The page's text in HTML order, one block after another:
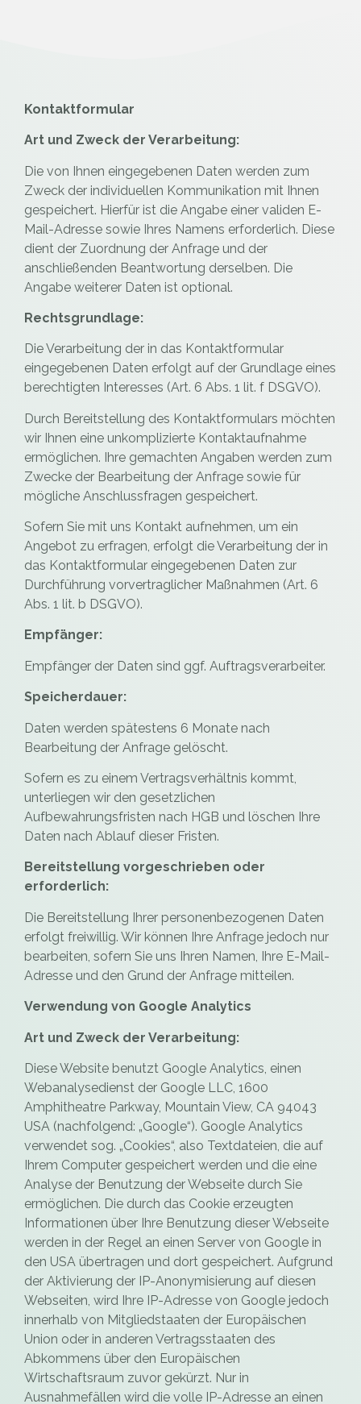
Kontaktformular
Art und Zweck der Verarbeitung:
Die von Ihnen eingegebenen Daten werden zum
Zweck der individuellen Kommunikation mit Ihnen
gespeichert. Hierfür ist die Angabe einer validen E-
Mail-Adresse sowie Ihres Namens erforderlich. Diese
dient der Zuordnung der Anfrage und der
anschließenden Beantwortung derselben. Die
Angabe weiterer Daten ist optional.
Rechtsgrundlage:
Die Verarbeitung der in das Kontaktformular
eingegebenen Daten erfolgt auf der Grundlage eines
berechtigten Interesses (Art. 6 Abs. 1 lit. f DSGVO).
Durch Bereitstellung des Kontaktformulars möchten
wir Ihnen eine unkomplizierte Kontaktaufnahme
ermöglichen. Ihre gemachten Angaben werden zum
Zwecke der Bearbeitung der Anfrage sowie für
mögliche Anschlussfragen gespeichert.
Sofern Sie mit uns Kontakt aufnehmen, um ein
Angebot zu erfragen, erfolgt die Verarbeitung der in
das Kontaktformular eingegebenen Daten zur
Durchführung vorvertraglicher Maßnahmen (Art. 6
Abs. 1 lit. b DSGVO).
Empfänger:
Empfänger der Daten sind ggf. Auftragsverarbeiter.
Speicherdauer:
Daten werden spätestens 6 Monate nach
Bearbeitung der Anfrage gelöscht.
Sofern es zu einem Vertragsverhältnis kommt,
unterliegen wir den gesetzlichen
Aufbewahrungsfristen nach HGB und löschen Ihre
Daten nach Ablauf dieser Fristen.
Bereitstellung vorgeschrieben oder
erforderlich:
Die Bereitstellung Ihrer personenbezogenen Daten
erfolgt freiwillig. Wir können Ihre Anfrage jedoch nur
bearbeiten, sofern Sie uns Ihren Namen, Ihre E-Mail-
Adresse und den Grund der Anfrage mitteilen.
Verwendung von Google Analytics
Art und Zweck der Verarbeitung:
Diese Website benutzt Google Analytics, einen
Webanalysedienst der Google LLC, 1600
Amphitheatre Parkway, Mountain View, CA 94043
USA (nachfolgend: „Google“). Google Analytics
verwendet sog. „Cookies“, also Textdateien, die auf
Ihrem Computer gespeichert werden und die eine
Analyse der Benutzung der Webseite durch Sie
ermöglichen. Die durch das Cookie erzeugten
Informationen über Ihre Benutzung dieser Webseite
werden in der Regel an einen Server von Google in
den USA übertragen und dort gespeichert. Aufgrund
der Aktivierung der IP-Anonymisierung auf diesen
Webseiten, wird Ihre IP-Adresse von Google jedoch
innerhalb von Mitgliedstaaten der Europäischen
Union oder in anderen Vertragsstaaten des
Abkommens über den Europäischen
Wirtschaftsraum zuvor gekürzt. Nur in
Ausnahmefällen wird die volle IP-Adresse an einen